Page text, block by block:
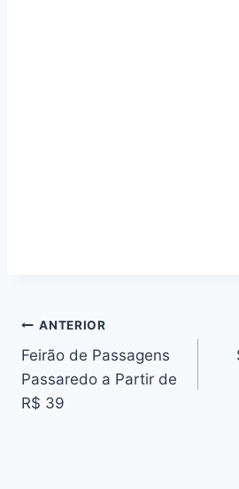
Navegação
de
Post
ANTERIOR
Feirão de Passagens
Passaredo a Partir de
R$ 39